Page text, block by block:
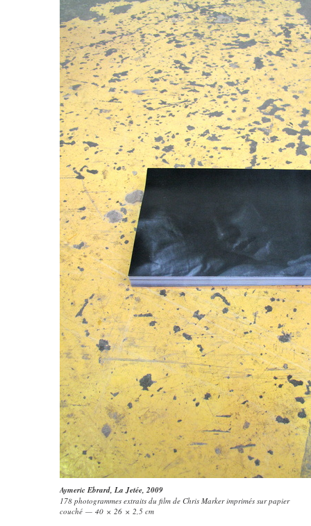
Aymeric Ebrard, La Jetée, 2009
178 photogrammes extraits du film de Chris Marker imprimés sur papier
couché — 40 × 26 × 2,5 cm